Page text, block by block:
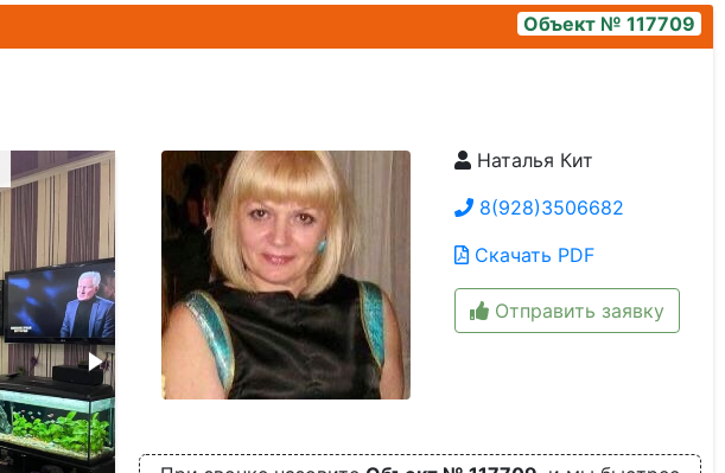
Объект № 117709
ae71b4e3-bb3a-473b-8d35-464d850c4fad
Наталья Кит
8(928)3506682
Скачать PDF
Отправить заявку